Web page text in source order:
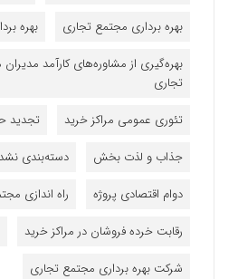
بهره برداری مجتمع تجاری
بهره
بهره‌گیری از مشاوره‌های کارآمد
تجاری
تئوری عمومی مراکز خرید
تجدید
جذاب و لذت بخش
دسته‌بندی
دوام اقتصادی پروژه
راه اندازی
رقابت خرده فروشان در مراکز خرید
شرکت بهره برداری مجتمع تجاری